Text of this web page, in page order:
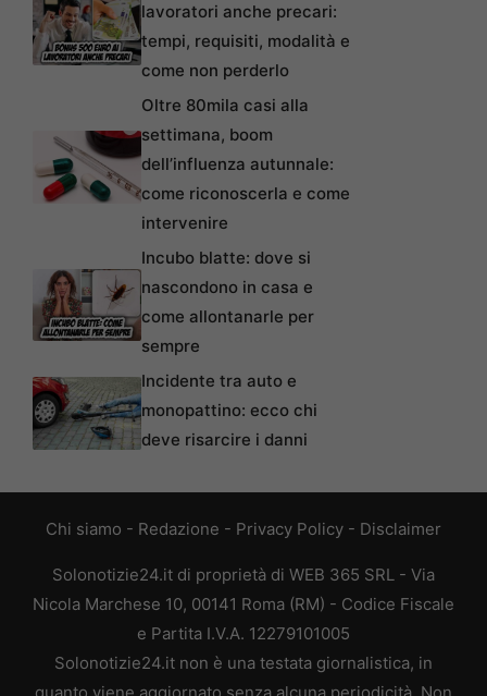
lavoratori anche precari:
tempi, requisiti, modalità e
come non perderlo
Oltre 80mila casi alla
settimana, boom
dell’influenza autunnale:
come riconoscerla e come
intervenire
Incubo blatte: dove si
nascondono in casa e
come allontanarle per
sempre
Incidente tra auto e
monopattino: ecco chi
deve risarcire i danni
Chi siamo - Redazione - Privacy Policy - Disclaimer
Solonotizie24.it di proprietà di WEB 365 SRL - Via
Nicola Marchese 10, 00141 Roma (RM) - Codice Fiscale
e Partita I.V.A. 12279101005
Solonotizie24.it non è una testata giornalistica, in